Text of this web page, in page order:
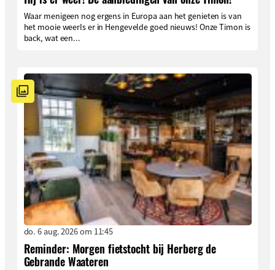
Waar menigeen nog ergens in Europa aan het genieten is van
het mooie weerIs er in Hengevelde goed nieuws! Onze Timon is
back, wat een...
do. 6 aug. 2026 om 11:45
Reminder: Morgen fietstocht bij Herberg de
Gebrande Waateren